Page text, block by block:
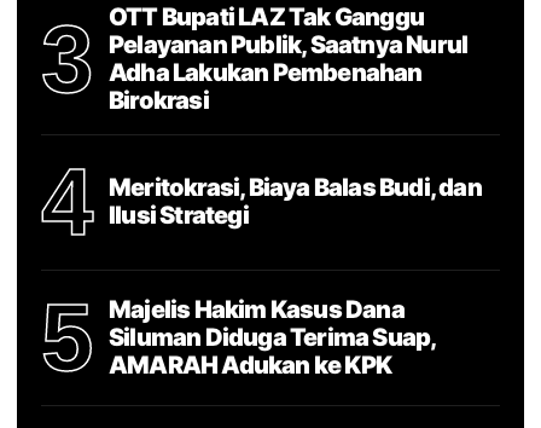
3
OTT Bupati LAZ Tak Ganggu
Pelayanan Publik, Saatnya Nurul
Adha Lakukan Pembenahan
Birokrasi
4
Meritokrasi, Biaya Balas Budi, dan
Ilusi Strategi
5
Majelis Hakim Kasus Dana
Siluman Diduga Terima Suap,
AMARAH Adukan ke KPK